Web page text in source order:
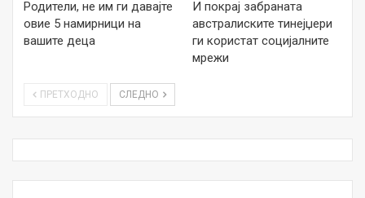
Родители, не им ги давајте
овие 5 намирници на
вашите деца
И покрај забраната
австралиските тинејџери
ги користат социјалните
мрежи
ПРЕТХОДНО СЛЕДНО